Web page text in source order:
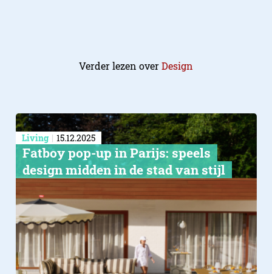
Verder lezen overDesign
Living 15.12.2025
Fatboy pop-up in Parijs: speels
design midden in de stad van stijl